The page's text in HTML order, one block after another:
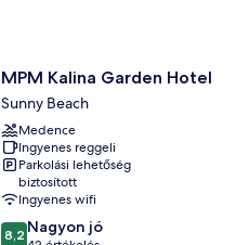
MPM
Kalina
Garden
Hotel
Sunny
Beach
MPM Kalina Garden Hotel
Sunny Beach
Medence
Ingyenes reggeli
Parkolási lehetőség
biztosított
Ingyenes wifi
8.2
8,2 Nagyon jó